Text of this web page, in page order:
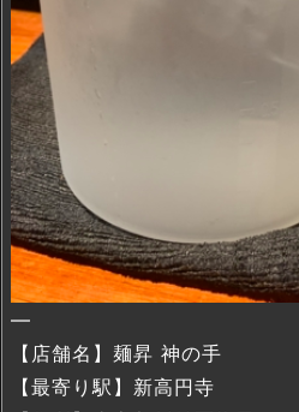
—
【店舗名】麺昇 神の手
【最寄り駅】新高円寺